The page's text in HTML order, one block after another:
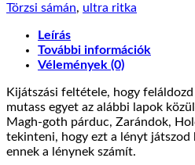
Törzsi sámán, ultra ritka
Leírás
További információk
Vélemények (0)
Kijátszási feltétele, hogy
mutass egyet az alábbi lapok
Magh-goth párduc, Zarándok,
tekinteni, hogy ezt a lényt játszod
ennek a lénynek számít.